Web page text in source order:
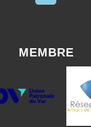
MEMBRE